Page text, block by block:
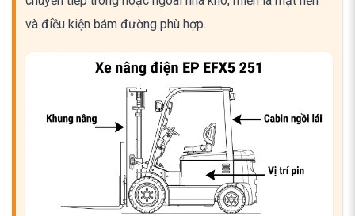
và điều kiện bám đường phù hợp.